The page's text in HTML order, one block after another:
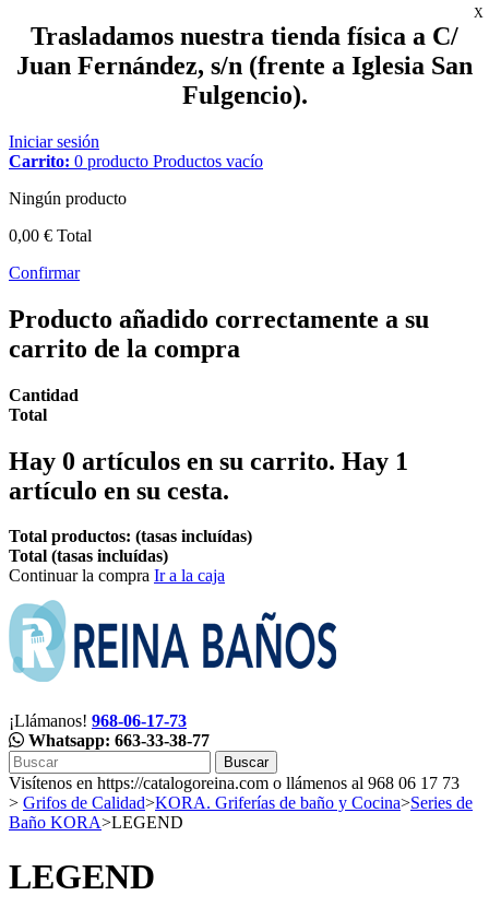
Trasladamos nuestra tienda física a C/
Juan Fernández, s/n (frente a Iglesia San
Fulgencio).
X
Iniciar sesión
Carrito: 0 producto Productos vacío
Ningún producto
0,00 € Total
Confirmar
Producto añadido correctamente a su
carrito de la compra
Cantidad
Total
Hay 0 artículos en su carrito. Hay 1
artículo en su cesta.
Total productos: (tasas incluídas)
Total (tasas incluídas)
Continuar la compra Ir a la caja
¡Llámanos! 968-06-17-73
Whatsapp: 663-33-38-77
Buscar
Visítenos en https://catalogoreina.com o llámenos al 968 06 17 73
> Grifos de Calidad>KORA. Griferías de baño y Cocina>Series de
Baño KORA>LEGEND
LEGEND